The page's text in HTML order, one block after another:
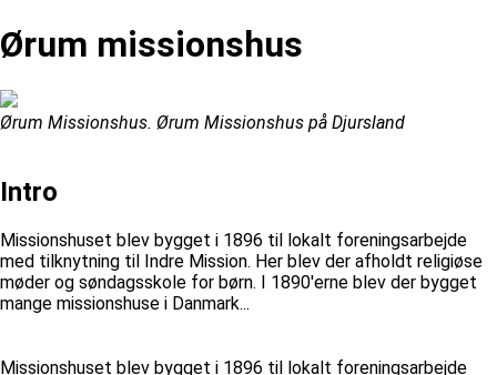
Ørum missionshus
Ørum Missionshus. Ørum Missionshus på Djursland
Intro
Missionshuset blev bygget i 1896 til lokalt foreningsarbejde
med tilknytning til Indre Mission. Her blev der afholdt religiøse
møder og søndagsskole for børn. I 1890'erne blev der bygget
mange missionshuse i Danmark...
Missionshuset blev bygget i 1896 til lokalt foreningsarbejde